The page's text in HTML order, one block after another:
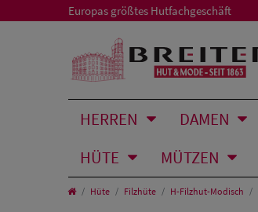
Europas größtes Hutfachgeschäft
HERREN DAMEN
HÜTE
MÜTZEN
Hüte Filzhüte H-Filzhut-Modisch